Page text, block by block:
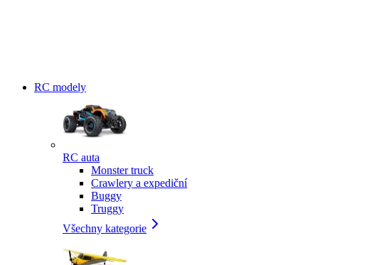
RC modely
RC auta
Monster truck
Crawlery a expediční
Buggy
Truggy
Všechny kategorie